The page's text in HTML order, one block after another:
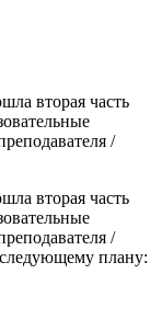
вторая часть
/
вторая часть
/
плану: